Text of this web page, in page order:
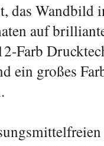
das Wandbild
auf
Farb
ein großes